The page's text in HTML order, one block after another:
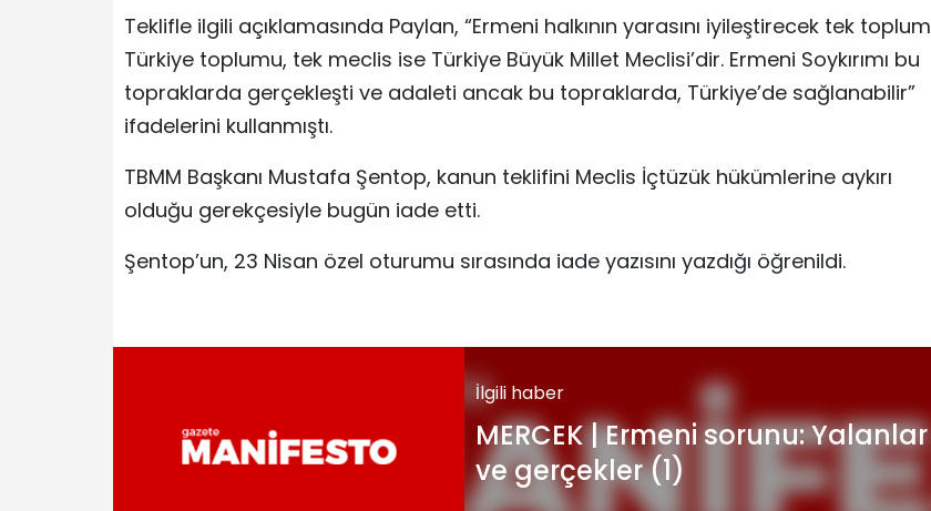
Teklifle ilgili açıklamasında Paylan, “Ermeni halkının yarasını iyileştirecek tek toplum
Türkiye toplumu, tek meclis ise Türkiye Büyük Millet Meclisi’dir. Ermeni Soykırımı bu
topraklarda gerçekleşti ve adaleti ancak bu topraklarda, Türkiye’de sağlanabilir”
ifadelerini kullanmıştı.
TBMM Başkanı Mustafa Şentop, kanun teklifini Meclis İçtüzük hükümlerine aykırı
olduğu gerekçesiyle bugün iade etti.
Şentop’un, 23 Nisan özel oturumu sırasında iade yazısını yazdığı öğrenildi.
İlgili haber
MERCEK | Ermeni sorunu: Yalanlar
ve gerçekler (1)